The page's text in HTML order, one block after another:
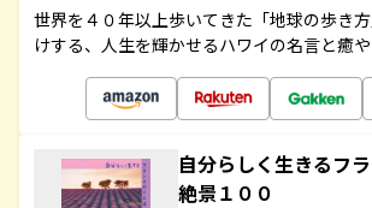
世界を４０年以上歩いてきた「地球の歩き
けする、人生を輝かせるハワイの名言と癒
自分らしく生きるフ
絶景１００